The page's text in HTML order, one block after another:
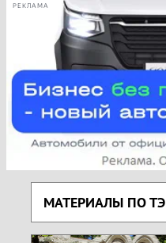
РЕКЛАМА
МАТЕРИАЛЫ ПО